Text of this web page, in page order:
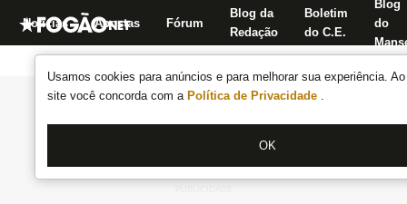
Usamos cookies para anúncios e para melhorar sua experiência.
site você concorda com a Política de Privacidade .
OK
Notícias Apostas Fórum
Blog da
Redação
Boletim
do C.E.
Blog
do